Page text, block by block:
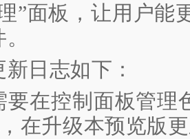
”面板，让用户能
日志如下：
控制面板管理色
在升级本预览版